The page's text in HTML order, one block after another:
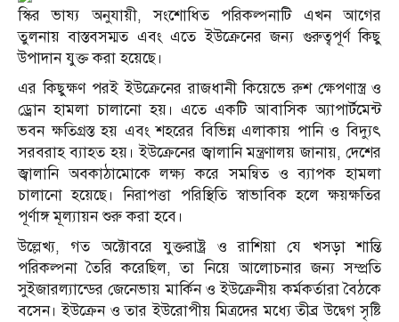
স্কির ভাষ্য অনুযায়ী, সংশোধিত পরিকল্পনাটি এখন আগের
তুলনায় বাস্তবসম্মত এবং এতে ইউক্রেনের জন্য গুরুত্বপূর্ণ কিছু
উপাদান যুক্ত করা হয়েছে।
এর কিছুক্ষণ পরই ইউক্রেনের রাজধানী কিয়েভে রুশ ক্ষেপণাস্ত্র ও
ড্রোন হামলা চালানো হয়। এতে একটি আবাসিক অ্যাপার্টমেন্ট
ভবন ক্ষতিগ্রস্ত হয় এবং শহরের বিভিন্ন এলাকায় পানি ও বিদ্যুৎ
সরবরাহ ব্যাহত হয়। ইউক্রেনের জ্বালানি মন্ত্রণালয় জানায়, দেশের
জ্বালানি অবকাঠামোকে লক্ষ্য করে সমন্বিত ও ব্যাপক হামলা
চালানো হয়েছে। নিরাপত্তা পরিস্থিতি স্বাভাবিক হলে ক্ষয়ক্ষতির
পূর্ণাঙ্গ মূল্যায়ন শুরু করা হবে।
উল্লেখ্য, গত অক্টোবরে যুক্তরাষ্ট্র ও রাশিয়া যে খসড়া শান্তি
পরিকল্পনা তৈরি করেছিল, তা নিয়ে আলোচনার জন্য সম্প্রতি
সুইজারল্যান্ডের জেনেভায় মার্কিন ও ইউক্রেনীয় কর্মকর্তারা বৈঠকে
বসেন। ইউক্রেন ও তার ইউরোপীয় মিত্রদের মধ্যে তীব্র উদ্বেগ সৃষ্টি